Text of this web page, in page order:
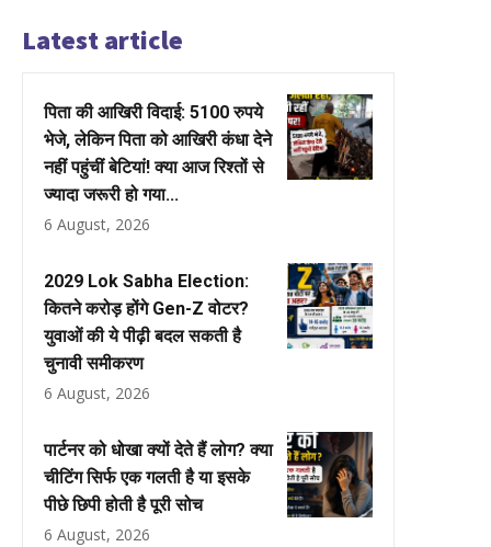
Latest article
पिता की आखिरी विदाई: 5100 रुपये
भेजे, लेकिन पिता को आखिरी कंधा देने
नहीं पहुंचीं बेटियां! क्या आज रिश्तों से
ज्यादा जरूरी हो गया...
6 August, 2026
2029 Lok Sabha Election:
कितने करोड़ होंगे Gen-Z वोटर?
युवाओं की ये पीढ़ी बदल सकती है
चुनावी समीकरण
6 August, 2026
पार्टनर को धोखा क्यों देते हैं लोग? क्या
चीटिंग सिर्फ एक गलती है या इसके
पीछे छिपी होती है पूरी सोच
6 August, 2026